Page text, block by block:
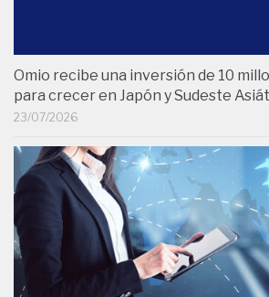
Omio recibe una inversión de 10
para crecer en Japón y Sudeste
23/07/2026